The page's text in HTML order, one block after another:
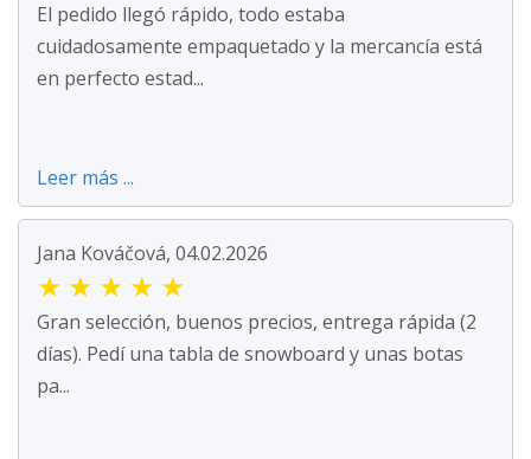
El pedido llegó rápido, todo estaba
cuidadosamente empaquetado y la mercancía está
en perfecto estad...
Leer más ...
Jana Kováčová, 04.02.2026
★ ★ ★ ★ ★
Gran selección, buenos precios, entrega rápida (2
días). Pedí una tabla de snowboard y unas botas
pa...